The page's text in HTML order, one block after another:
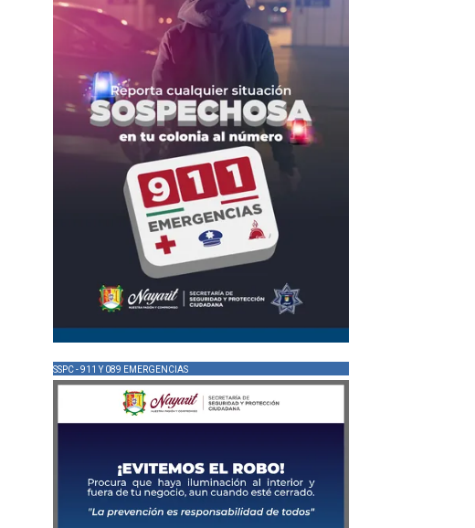
SSPC - 911 Y 089 EMERGENCIAS